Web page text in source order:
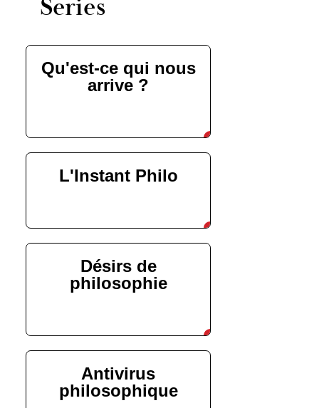
Series
Qu'est-ce qui nous
arrive ?
L'Instant Philo
Désirs de
philosophie
Antivirus
philosophique